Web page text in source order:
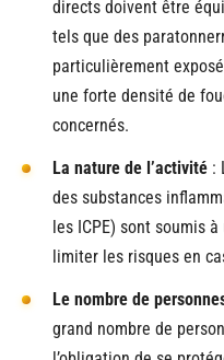
directs doivent être
tels que des
particulièrement
une forte densité de
concernés.
La nature de l’activité :
des substances
les ICPE) sont soumis
limiter les risques en
Le nombre de
grand nombre de